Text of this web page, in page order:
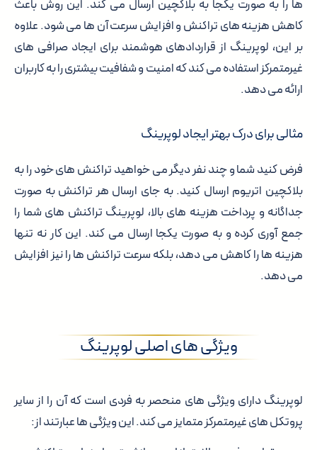
ها را به صورت یکجا به بلاکچین ارسال می کند. این روش باعث
کاهش هزینه های تراکنش و افزایش سرعت آن ها می شود. علاوه
بر این، لوپرینگ از قراردادهای هوشمند برای ایجاد صرافی های
غیرمتمرکز استفاده می کند که امنیت و شفافیت بیشتری را به کاربران
ارائه می دهد.
مثالی برای درک بهتر ایجاد لوپرینگ
فرض کنید شما و چند نفر دیگر می خواهید تراکنش های خود را به
بلاکچین اتریوم ارسال کنید. به جای ارسال هر تراکنش به صورت
جداگانه و پرداخت هزینه های بالا، لوپرینگ تراکنش های شما را
جمع آوری کرده و به صورت یکجا ارسال می کند. این کار نه تنها
هزینه ها را کاهش می دهد، بلکه سرعت تراکنش ها را نیز افزایش
می دهد.
ویژگی های اصلی لوپرینگ
لوپرینگ دارای ویژگی های منحصر به فردی است که آن را از سایر
پروتکل های غیرمتمرکز متمایز می کند. این ویژگی ها عبارتند از: